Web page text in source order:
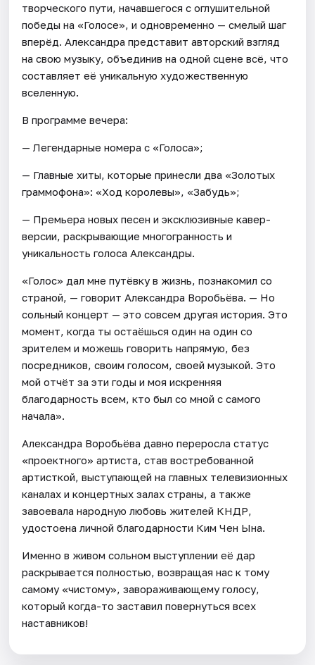
творческого пути, начавшегося с оглушительной
победы на «Голосе», и одновременно — смелый шаг
вперёд. Александра представит авторский взгляд
на свою музыку, объединив на одной сцене всё, что
составляет её уникальную художественную
вселенную.
В программе вечера:
— Легендарные номера с «Голоса»;
— Главные хиты, которые принесли два «Золотых
граммофона»: «Ход королевы», «Забудь»;
— Премьера новых песен и эксклюзивные кавер-
версии, раскрывающие многогранность и
уникальность голоса Александры.
«Голос» дал мне путёвку в жизнь, познакомил со
страной, — говорит Александра Воробьёва. — Но
сольный концерт — это совсем другая история. Это
момент, когда ты остаёшься один на один со
зрителем и можешь говорить напрямую, без
посредников, своим голосом, своей музыкой. Это
мой отчёт за эти годы и моя искренняя
благодарность всем, кто был со мной с самого
начала».
Александра Воробьёва давно переросла статус
«проектного» артиста, став востребованной
артисткой, выступающей на главных телевизионных
каналах и концертных залах страны, а также
завоевала народную любовь жителей КНДР,
удостоена личной благодарности Ким Чен Ына.
Именно в живом сольном выступлении её дар
раскрывается полностью, возвращая нас к тому
самому «чистому», завораживающему голосу,
который когда-то заставил повернуться всех
наставников!